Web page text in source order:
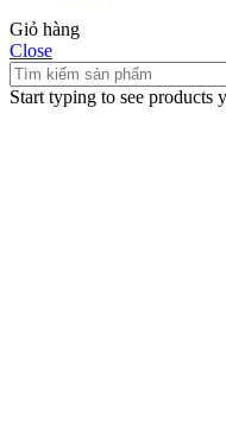
Giỏ hàng
Close
Start typing to see products